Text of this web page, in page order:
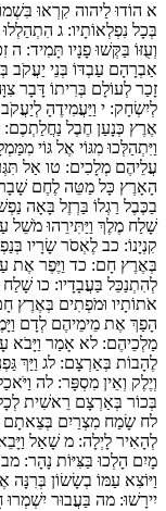
א הוֹדוּ לַיהוה קִרְאוּ
בְּכָל נִפְלְאוֹתָיו: ג
וְעֻזּוֹ בַּקְּשׁוּ פָנָיו תָּמִיד: ה
אַבְרָהָם עַבְדּוֹ בְּנֵי יַעֲקֹב
זָכַר לְעוֹלָם בְּרִיתוֹ דָּבָר
לְיִשְׂחָק: י וַיַּעֲמִידֶהָ
אֶרֶץ כְּנָעַן חֶבֶל נַחֲלַתְכֶם:
וַיִּתְהַלְּכוּ מִגּוֹי אֶל גּוֹי
עֲלֵיהֶם מְלָכִים: טו אַל
הָאָרֶץ כָּל מַטֵּה לֶחֶם
בַכֶּבֶל רַגְלוֹ בַּרְזֶל בָּאָה
שָׁלַח מֶלֶךְ וַיַּתִּירֵהוּ מֹשֵׁל
קִנְיָנוֹ: כב לֶאְסֹר שָׂרָיו
בְּאֶרֶץ חָם: כד וַיֶּפֶר אֶת
לְהִתְנַכֵּל בַּעֲבָדָיו: כו שָׁלַח
אֹתוֹתָיו וּמֹפְתִים בְּאֶרֶץ
הָפַךְ אֶת מֵימֵיהֶם לְדָם
מַלְכֵיהֶם: לא אָמַר וַיָּבֹא
לֶהָבוֹת בְּאַרְצָם: לג וַיַּךְ
וְיֶלֶק וְאֵין מִסְפָּר: לה
בְּכוֹר בְּאַרְצָם רֵאשִׁית
לח שָׂמַח מִצְרַיִם בְּצֵאתָם
לְהָאִיר לָיְלָה: מ שָׁאַל
מָיִם הָלְכוּ בַּצִּיּוֹת נָהָר: מב
וַיּוֹצִא עַמּוֹ בְשָׂשׂוֹן בְּרִנָּה
יִירָשׁוּ: מה בַּעֲבוּר יִשְׁמְרוּ